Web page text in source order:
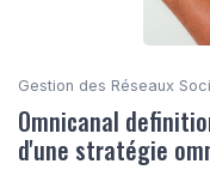
Gestion des Réseaux
Omnicanal
d'une stratégie